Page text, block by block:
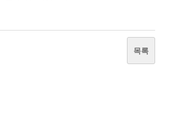
목록